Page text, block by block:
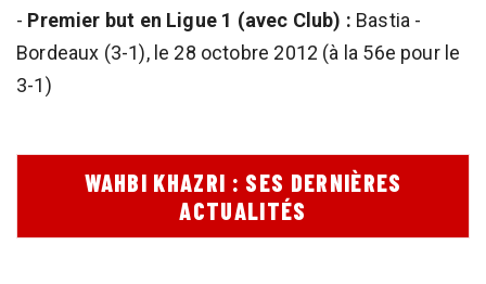
- Premier but en Ligue 1 (avec Club) : Bastia -
Bordeaux (3-1), le 28 octobre 2012 (à la 56e pour le
3-1)
WAHBI KHAZRI : SES DERNIÈRES
ACTUALITÉS